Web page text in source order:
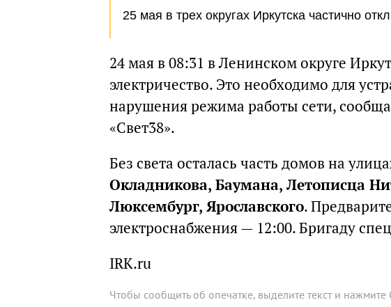
25 мая в трех округах Иркутска частично
24 мая в 08:31 в Ленинском округе
электричество. Это необходимо для
нарушения режима работы сети,
«Свет38».
Без света осталась часть домов на
Окладникова, Баумана, Летописца
Люксембург, Ярославского.
электроснабжения — 12:00. Бригаду
IRK.ru
Чтобы сообщить об опечатке, выделите текст и нажмите